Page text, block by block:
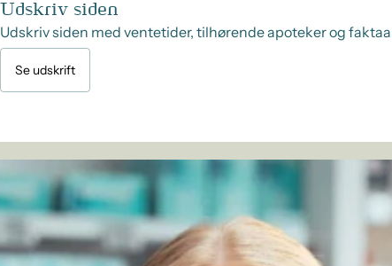
Udskriv siden
Udskriv siden med ventetider, tilhørende apoteker og
Se udskrift